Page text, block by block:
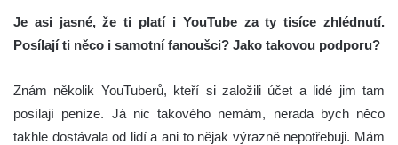
Je asi jasné, že ti platí i YouTube za ty tisíce zhlédnutí.
Posílají ti něco i samotní fanoušci? Jako takovou podporu?
Znám několik YouTuberů, kteří si založili účet a lidé jim tam
posílají peníze. Já nic takového nemám, nerada bych něco
takhle dostávala od lidí a ani to nějak výrazně nepotřebuji. Mám